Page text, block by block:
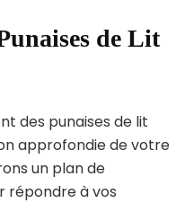
de Lit
des punaises de lit
approfondie de votre
un plan de
répondre à vos